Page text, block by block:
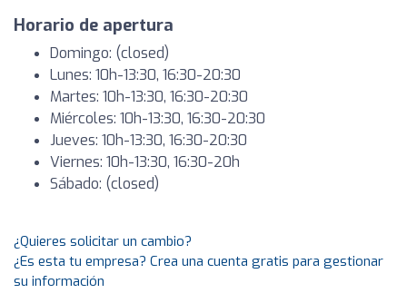
Horario de apertura
Domingo: (closed)
Lunes: 10h-13:30, 16:30-20:30
Martes: 10h-13:30, 16:30-20:30
Miércoles: 10h-13:30, 16:30-20:30
Jueves: 10h-13:30, 16:30-20:30
Viernes: 10h-13:30, 16:30-20h
Sábado: (closed)
¿Quieres solicitar un cambio?
¿Es esta tu empresa? Crea una cuenta gratis para gestionar
su información